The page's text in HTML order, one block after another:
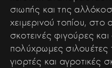
σιωπής και της
χειμερινού τοπίου, στο
σκοτεινές φιγούρες
πολύχρωμες
γιορτές και αγροτικές